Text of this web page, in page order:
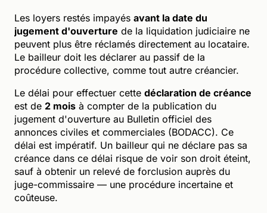
Les loyers restés impayés avant la date du
jugement d'ouverture de la liquidation judiciaire ne
peuvent plus être réclamés directement au locataire.
Le bailleur doit les déclarer au passif de la
procédure collective, comme tout autre créancier.
Le délai pour effectuer cette déclaration de créance
est de 2 mois à compter de la publication du
jugement d'ouverture au Bulletin officiel des
annonces civiles et commerciales (BODACC). Ce
délai est impératif. Un bailleur qui ne déclare pas sa
créance dans ce délai risque de voir son droit éteint,
sauf à obtenir un relevé de forclusion auprès du
juge-commissaire — une procédure incertaine et
coûteuse.